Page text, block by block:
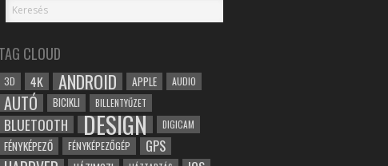
TAG CLOUD
3D 4K ANDROID APPLE AUDIO
AUTÓ BICIKLI BILLENTYŰZET
BLUETOOTH DESIGN DIGICAM
FÉNYKÉPEZŐ FÉNYKÉPEZŐGÉP GPS